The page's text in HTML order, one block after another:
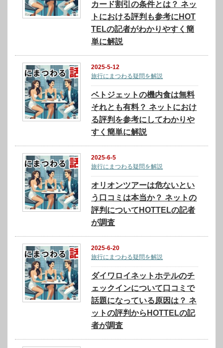
カード割引の条件とは？ ネッ
トにおける評判も参考にHOT
TELの記者がわかりやすく簡
単に解説
2025-5-12
旅行にまつわる疑問を解説
ベトジェットの機内食は無料
それとも有料？ ネットにおけ
る評判を参考にしてわかりや
すく簡単に解説
2025-6-5
旅行にまつわる疑問を解説
オリオンツアーは危ないとい
う口コミは本当か？ ネットの
評判についてHOTTELの記者
が調査
2025-6-20
旅行にまつわる疑問を解説
ダイワロイネットホテルのチ
ェックインについて口コミで
話題になっている原因は？ ネ
ットの評判からHOTTELの記
者が調査